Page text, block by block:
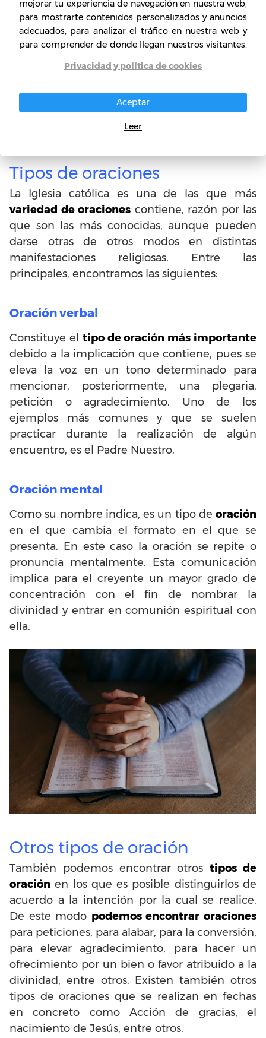
frente a algún altar, figura o elemento en
particular. También hay quienes oran juntando
las palmas de sus manos, o abriendo los brazos
con las palmas hacia arriba. Otra de las
cerrar los ojos, entre otras, que evidencian una
postura de actitud ascética frente a la
Tipos de oraciones
La Iglesia católica es una de las que más
variedad de oraciones contiene, razón por las
que son las más conocidas, aunque pueden
darse otras de otros modos en distintas
manifestaciones religiosas. Entre las
principales, encontramos las siguientes:
Oración verbal
Constituye el tipo de oración más importante
debido a la implicación que contiene, pues se
eleva la voz en un tono determinado para
mencionar, posteriormente, una plegaria,
petición o agradecimiento. Uno de los
ejemplos más comunes y que se suelen
practicar durante la realización de algún
encuentro, es el Padre Nuestro.
Oración mental
Como su nombre indica, es un tipo de oración
en el que cambia el formato en el que se
presenta. En este caso la oración se repite o
pronuncia mentalmente. Esta comunicación
implica para el creyente un mayor grado de
concentración con el fin de nombrar la
divinidad y entrar en comunión espiritual con
ella.
Otros tipos de oración
También podemos encontrar otrostipos de
oración en los que es posible distinguirlos de
acuerdo a la intención por la cual se realice.
De este modo podemos encontrar oraciones
para peticiones, para alabar, para la conversión,
para elevar agradecimiento, para hacer un
ofrecimiento por un bien o favor atribuido a la
divinidad, entre otros. Existen también otros
tipos de oraciones que se realizan en fechas
en concreto como Acción de gracias, el
nacimiento de Jesús, entre otros.
mejorar tu experiencia de navegación en nuestra web,
para mostrarte contenidos personalizados y anuncios
adecuados, para analizar el tráfico en nuestra web y
para comprender de donde llegan nuestros visitantes.
Privacidad y política de cookies
Aceptar
Leer